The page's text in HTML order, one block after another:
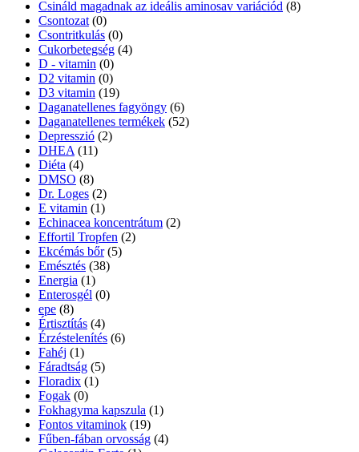
Csináld magadnak az ideális aminosav variációd (8)
Csontozat (0)
Csontritkulás (0)
Cukorbetegség (4)
D - vitamin (0)
D2 vitamin (0)
D3 vitamin (19)
Daganatellenes fagyöngy (6)
Daganatellenes termékek (52)
Depresszió (2)
DHEA (11)
Diéta (4)
DMSO (8)
Dr. Loges (2)
E vitamin (1)
Echinacea koncentrátum (2)
Effortil Tropfen (2)
Ekcémás bőr (5)
Emésztés (38)
Energia (1)
Enterosgél (0)
epe (8)
Értisztítás (4)
Érzéstelenítés (6)
Fahéj (1)
Fáradtság (5)
Floradix (1)
Fogak (0)
Fokhagyma kapszula (1)
Fontos vitaminok (19)
Fűben-fában orvosság (4)